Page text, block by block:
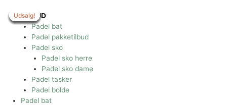
indholdet
TILBUD
Padel bat
Padel pakketilbud
Padel sko
Padel sko herre
Padel sko dame
Padel tasker
Padel bolde
Padel bat
Udsalg!
Udsalg!
Udsalg!
Udsalg!
Udsalg!
Udsalg!
Udsalg!